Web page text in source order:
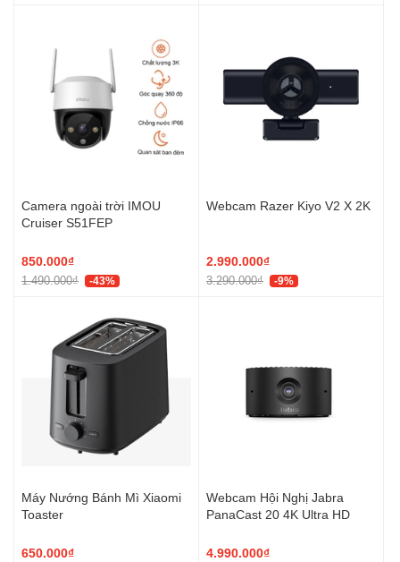
Camera ngoài trời IMOU
Cruiser S51FEP
850.000₫
1.490.000₫ -43%
Webcam Razer Kiyo V2 X 2K
2.990.000₫
3.290.000₫ -9%
Máy Nướng Bánh Mì Xiaomi
Toaster
650.000₫
Webcam Hội Nghị Jabra
PanaCast 20 4K Ultra HD
4.990.000₫